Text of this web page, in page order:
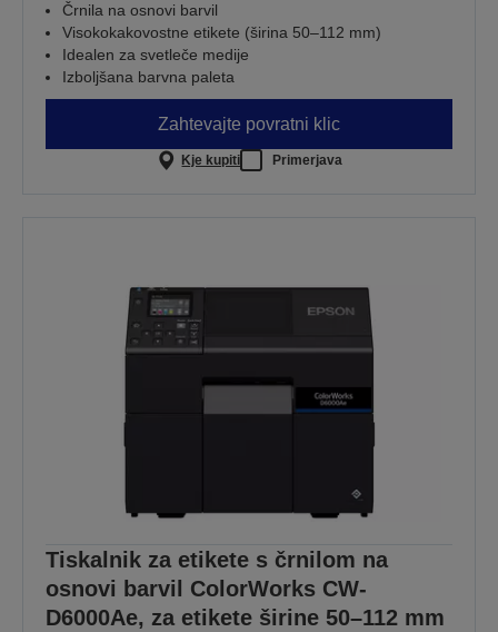
Črnila na osnovi barvil
Visokokakovostne etikete (širina 50–112 mm)
Idealen za svetleče medije
Izboljšana barvna paleta
Zahtevajte povratni klic
Kje kupiti Primerjava
Tiskalnik za etikete s črnilom na
osnovi barvil ColorWorks CW-
D6000Ae, za etikete širine 50–112 mm